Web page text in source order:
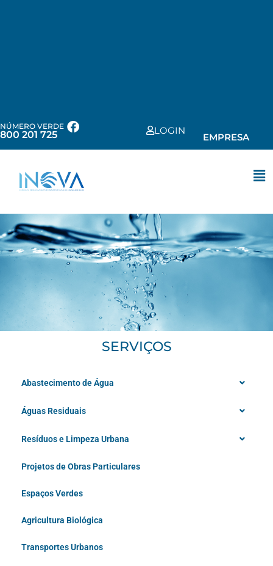
NÚMERO VERDE
800 201 725 LOGIN
EMPRESA
SERVIÇOS
Abastecimento de Água
Águas Residuais
Resíduos e Limpeza Urbana
Projetos de Obras Particulares
Espaços Verdes
Agricultura Biológica
Transportes Urbanos